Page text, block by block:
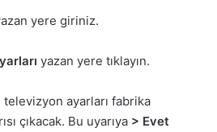
yere giriniz.
yazan yere tıklayın.
ayarları fabrika
çıkacak. Bu uyarıya > Evet